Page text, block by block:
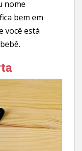
nome
bem em
você está